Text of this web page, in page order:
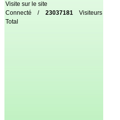
Visite sur le site
Connecté / 23037181Visiteurs
Total